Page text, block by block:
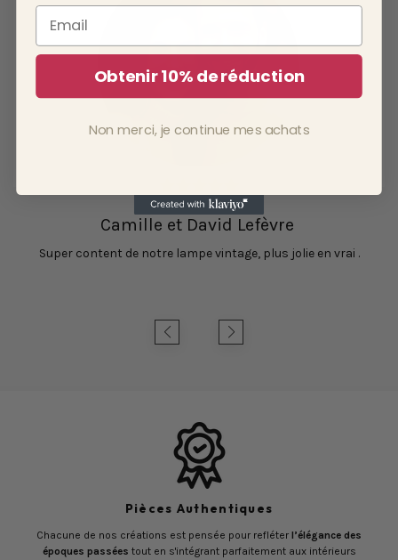
Camille et David Lefèvre
Super content de notre lampe vintage, plus jolie en vrai .
Pièces Authentiques
Chacune de nos créations est pensée pour refléter l’élégance des
époques passées tout en s'intégrant parfaitement aux intérieurs
Obtenir 10% de réduction
Non merci, je continue mes achats